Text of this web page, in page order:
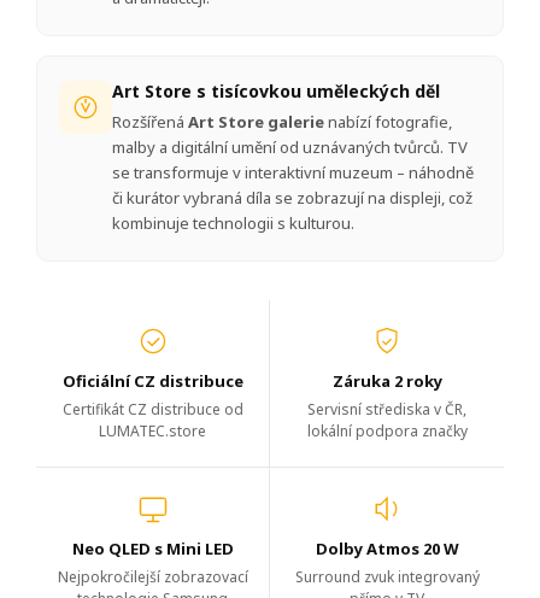
Art Store s tisícovkou uměleckých děl
Rozšířená Art Store galerienabízí fotografie,
malby a digitální umění od uznávaných tvůrců. TV
se transformuje v interaktivní muzeum – náhodně
či kurátor vybraná díla se zobrazují na displeji, což
kombinuje technologii s kulturou.
Oficiální CZ distribuce
Certifikát CZ distribuce od
LUMATEC.store
Záruka 2 roky
Servisní střediska v ČR,
lokální podpora značky
Neo QLED s Mini LED
Nejpokročilejší zobrazovací
Dolby Atmos 20 W
Surround zvuk integrovaný